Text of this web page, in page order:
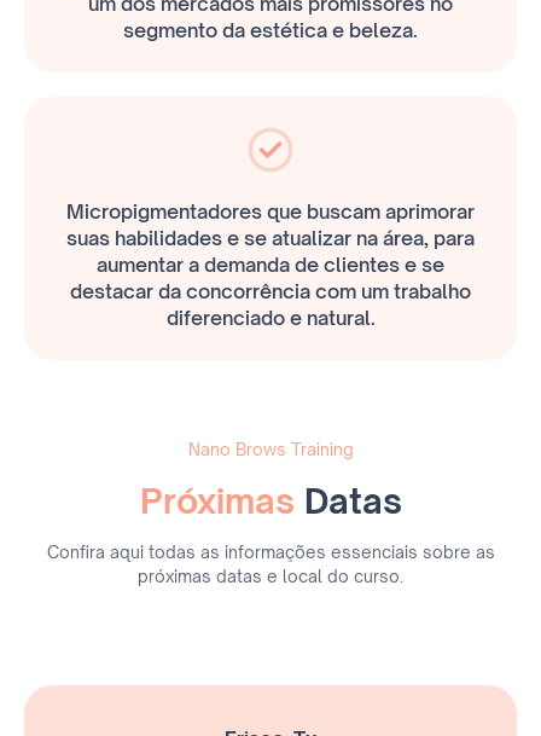
segmento da estética e beleza.
Micropigmentadores que buscam aprimorar
suas habilidades e se atualizar na área, para
aumentar a demanda de clientes e se
destacar da concorrência com um trabalho
diferenciado e natural.
Nano Brows Training
Próximas Datas
Confira aqui todas as informações essenciais sobre as
próximas datas e local do curso.